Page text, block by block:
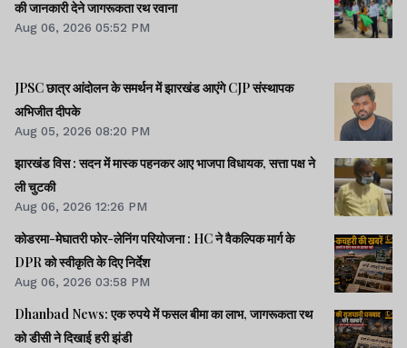
की जानकारी देने जागरूकता रथ रवाना
Aug 06, 2026 05:52 PM
JPSC छात्र आंदोलन के समर्थन में झारखंड आएंगे CJP संस्थापक
अभिजीत दीपके
Aug 05, 2026 08:20 PM
झारखंड विस : सदन में मास्क पहनकर आए भाजपा विधायक, सत्ता पक्ष ने
ली चुटकी
Aug 06, 2026 12:26 PM
कोडरमा-मेघातरी फोर-लेनिंग परियोजना : HC ने वैकल्पिक मार्ग के
DPR को स्वीकृति के दिए निर्देश
Aug 06, 2026 03:58 PM
Dhanbad News: एक रुपये में फसल बीमा का लाभ, जागरूकता रथ
को डीसी ने दिखाई हरी झंडी